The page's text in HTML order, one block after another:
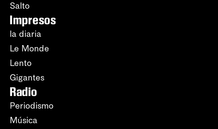
Salto
Impresos
la diaria
Le Monde
Lento
Gigantes
Radio
Periodismo
Música